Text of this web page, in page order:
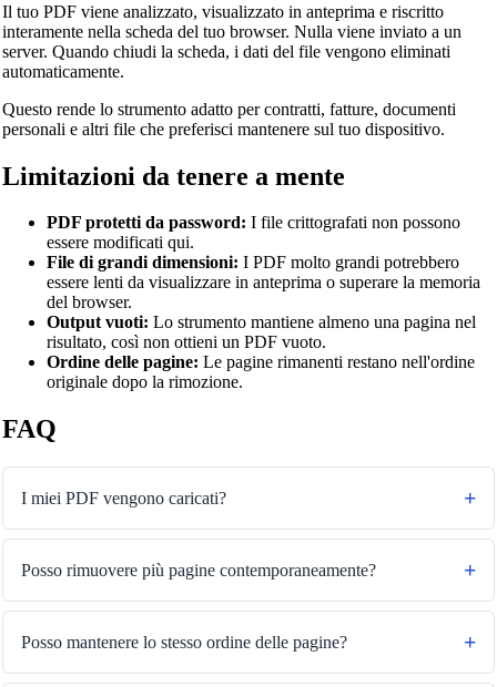
🔗Related Tools
Il tuo PDF viene analizzato, visualizzato in anteprima e riscritto
interamente nella scheda del tuo browser. Nulla viene inviato a un
server. Quando chiudi la scheda, i dati del file vengono eliminati
automaticamente.
Questo rende lo strumento adatto per contratti, fatture, documenti
personali e altri file che preferisci mantenere sul tuo dispositivo.
Limitazioni da tenere a mente
PDF protetti da password: I file crittografati non possono
essere modificati qui.
File di grandi dimensioni: I PDF molto grandi potrebbero
essere lenti da visualizzare in anteprima o superare la memoria
del browser.
Output vuoti: Lo strumento mantiene almeno una pagina nel
risultato, così non ottieni un PDF vuoto.
Ordine delle pagine: Le pagine rimanenti restano nell'ordine
originale dopo la rimozione.
FAQ
I miei PDF vengono caricati?
Posso rimuovere più pagine contemporaneamente?
Posso mantenere lo stesso ordine delle pagine?